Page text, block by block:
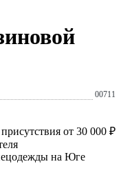
00711
от 30 000 ₽
на Юге